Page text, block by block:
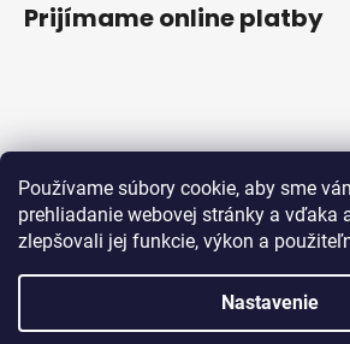
Používame súbory cookie, aby sme
prehliadanie webovej stránky a vďaka
zlepšovali jej funkcie, výkon a
Nastavenie
Prijímame online platby
Obchodné podmienky
Ochrana